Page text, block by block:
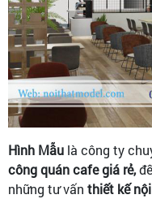
Hình Mẫu là công ty
công quán cafe giá rẻ,
những tư vấn thiết kế